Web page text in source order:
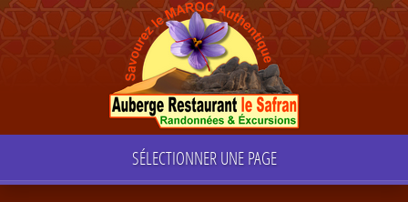
SÉLECTIONNER UNE PAGE